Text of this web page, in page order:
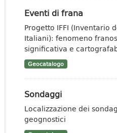
Eventi di frana
Progetto IFFI (Inventario
Italiani): fenomeno
significativa e
Geocatalogo
Sondaggi
Localizzazione dei
geognostici